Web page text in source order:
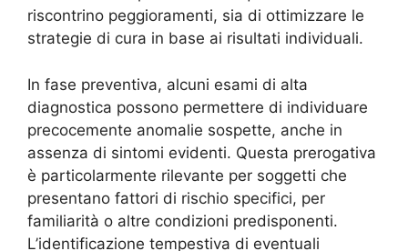
riscontrino peggioramenti, sia di ottimizzare le
strategie di cura in base ai risultati individuali.
In fase preventiva, alcuni esami di alta
diagnostica possono permettere di individuare
precocemente anomalie sospette, anche in
assenza di sintomi evidenti. Questa prerogativa
è particolarmente rilevante per soggetti che
presentano fattori di rischio specifici, per
familiarità o altre condizioni predisponenti.
L’identificazione tempestiva di eventuali